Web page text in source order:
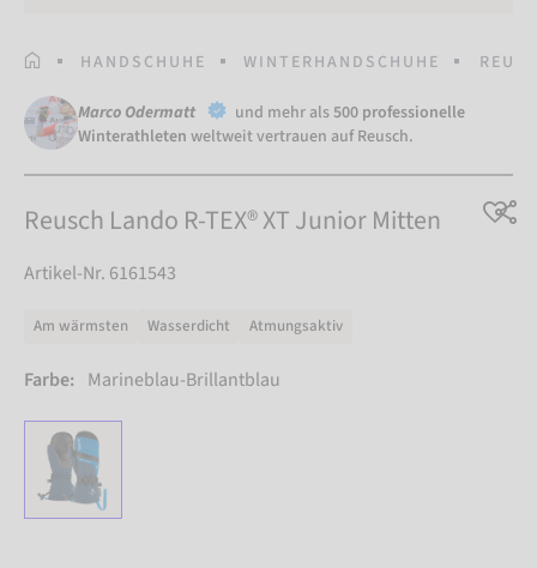
STARTSEITEHANDSCHUHE WINTERHANDSCHUHE
Marco Odermatt und mehr als500 professionelle
Winterathleten weltweit vertrauen auf Reusch.
Reusch Lando R-TEX® XT Junior Mitten
Artikel-Nr. 6161543
Am wärmsten Wasserdicht Atmungsaktiv
Farbe: Marineblau-Brillantblau